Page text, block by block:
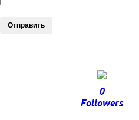
Отправить
0
Followers